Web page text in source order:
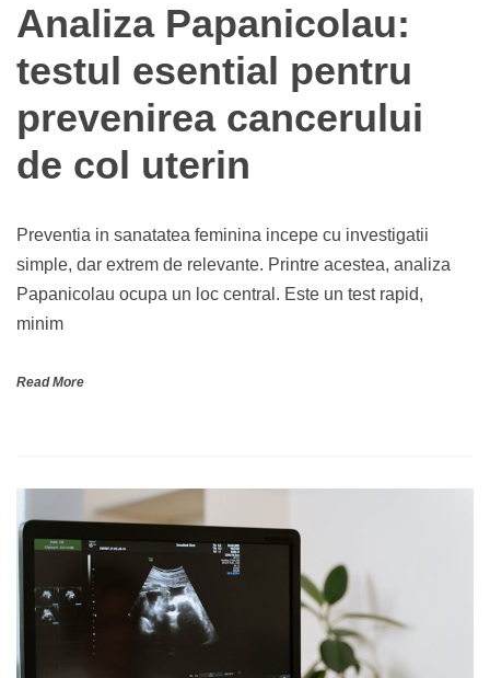
Analiza Papanicolau:
testul esential pentru
prevenirea cancerului
de col uterin
Preventia in sanatatea feminina incepe cu investigatii
simple, dar extrem de relevante. Printre acestea, analiza
Papanicolau ocupa un loc central. Este un test rapid,
minim
Read More